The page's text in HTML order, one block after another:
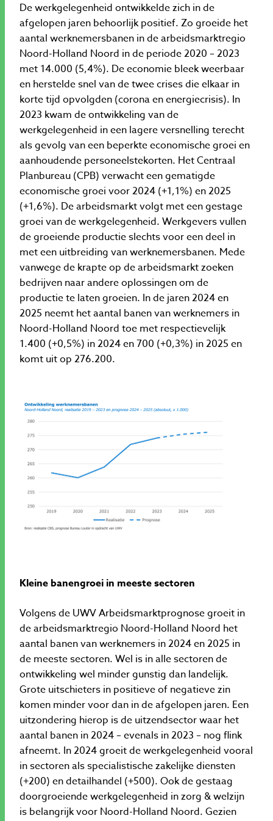
De werkgelegenheid ontwikkelde zich in de
afgelopen jaren behoorlijk positief. Zo groeide het
aantal werknemersbanen in de arbeidsmarktregio
Noord-Holland Noord in de periode 2020 – 2023
met 14.000 (5,4%). De economie bleek weerbaar
en herstelde snel van de twee crises die elkaar in
korte tijd opvolgden (corona en energiecrisis). In
2023 kwam de ontwikkeling van de
werkgelegenheid in een lagere versnelling terecht
als gevolg van een beperkte economische groei en
aanhoudende personeelstekorten. Het Centraal
Planbureau (CPB) verwacht een gematigde
economische groei voor 2024 (+1,1%) en 2025
(+1,6%). De arbeidsmarkt volgt met een gestage
groei van de werkgelegenheid. Werkgevers vullen
de groeiende productie slechts voor een deel in
met een uitbreiding van werknemersbanen. Mede
vanwege de krapte op de arbeidsmarkt zoeken
bedrijven naar andere oplossingen om de
productie te laten groeien. In de jaren 2024 en
2025 neemt het aantal banen van werknemers in
Noord-Holland Noord toe met respectievelijk
1.400 (+0,5%) in 2024 en 700 (+0,3%) in 2025 en
komt uit op 276.200.
Kleine banengroei in meeste sectoren
Volgens de UWV Arbeidsmarktprognose groeit in
de arbeidsmarktregio Noord-Holland Noord het
aantal banen van werknemers in 2024 en 2025 in
de meeste sectoren. Wel is in alle sectoren de
ontwikkeling wel minder gunstig dan landelijk.
Grote uitschieters in positieve of negatieve zin
komen minder voor dan in de afgelopen jaren. Een
uitzondering hierop is de uitzendsector waar het
aantal banen in 2024 – evenals in 2023 – nog flink
afneemt. In 2024 groeit de werkgelegenheid vooral
in sectoren als specialistische zakelijke diensten
(+200) en detailhandel (+500). Ook de gestaag
doorgroeiende werkgelegenheid in zorg & welzijn
is belangrijk voor Noord-Holland Noord. Gezien